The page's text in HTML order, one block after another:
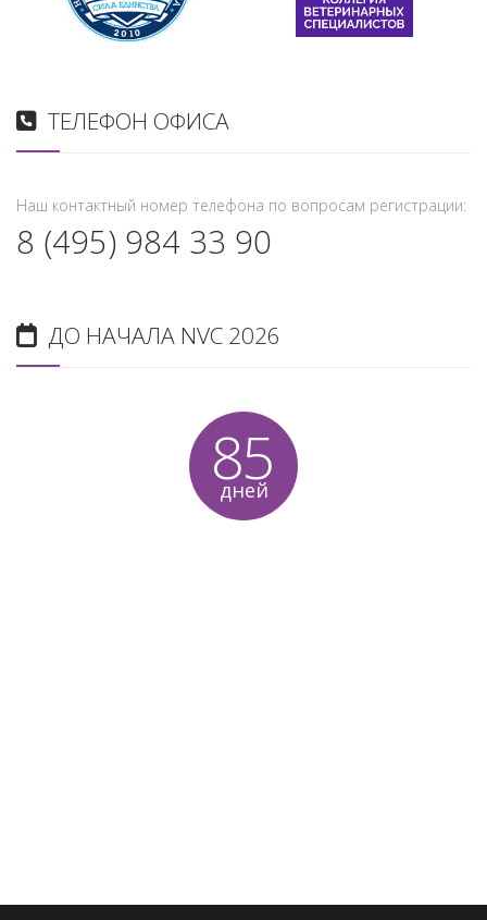
ТЕЛЕФОН ОФИСА
Наш контактный номер телефона по вопросам регистрации:
8 (495) 984 33 90
ДО НАЧАЛА NVC 2026
85
дней